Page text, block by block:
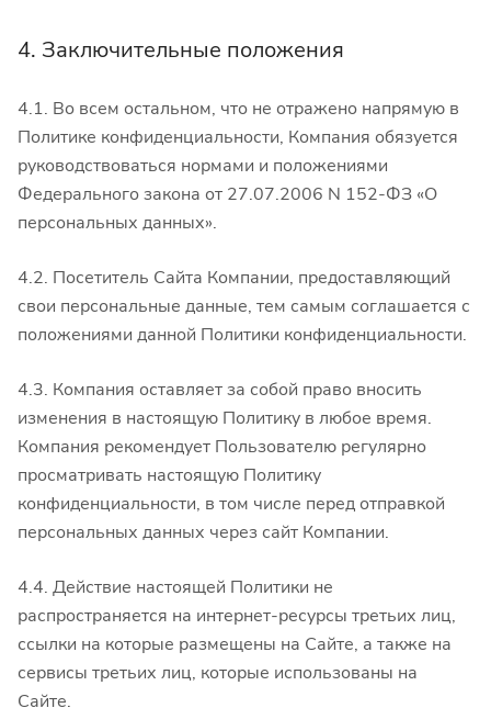
4. Заключительные положения
4.1. Во всем остальном, что не отражено напрямую в
Политике конфиденциальности, Компания обязуется
руководствоваться нормами и положениями
Федерального закона от 27.07.2006 N 152-ФЗ «О
персональных данных».
4.2. Посетитель Сайта Компании, предоставляющий
свои персональные данные, тем самым соглашается с
положениями данной Политики конфиденциальности.
4.3. Компания оставляет за собой право вносить
изменения в настоящую Политику в любое время.
Компания рекомендует Пользователю регулярно
просматривать настоящую Политику
конфиденциальности, в том числе перед отправкой
персональных данных через сайт Компании.
4.4. Действие настоящей Политики не
распространяется на интернет-ресурсы третьих лиц,
ссылки на которые размещены на Сайте, а также на
сервисы третьих лиц, которые использованы на
Сайте.